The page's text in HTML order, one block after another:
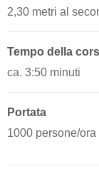
2,30 metri al
Tempo della
ca. 3:50 minuti
Portata
1000 persone/ora